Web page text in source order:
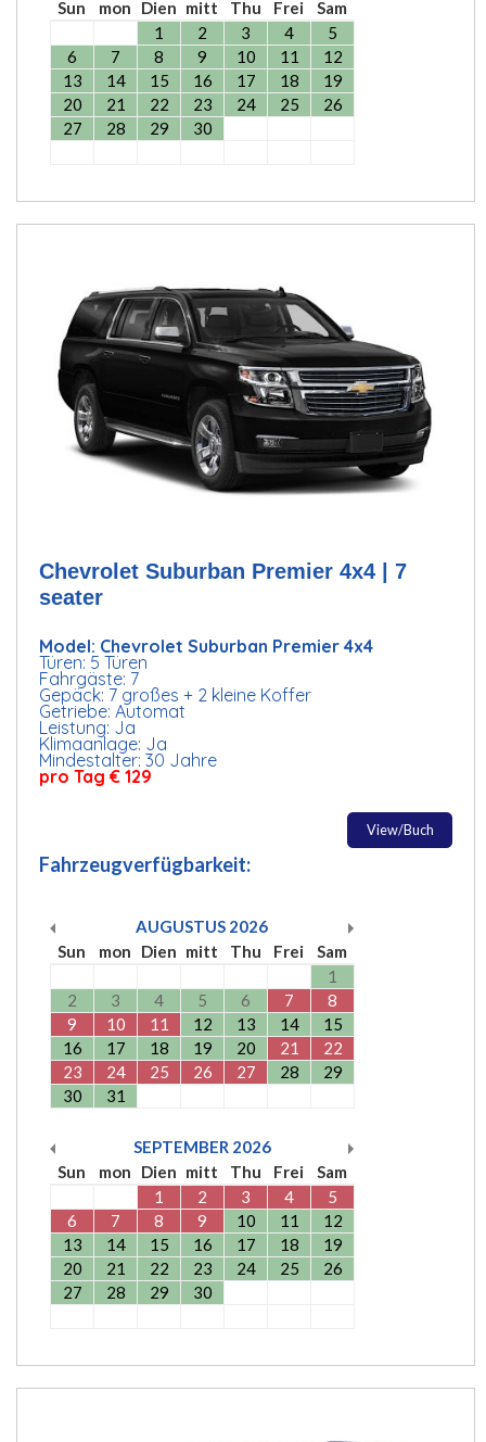
Sun
mon Dien mitt Thu Frei
Sam
1
2 3 4
5
6
7 8 9 10 11
12
13
14 15 16 17 18
19
20
21 22 23 24 25
26
27
28 29 30
Chevrolet Suburban Premier 4x4 | 7
seater
Model: Chevrolet Suburban Premier 4x4
Türen: 5 Türen
Fahrgäste: 7
Gepäck: 7 großes + 2 kleine Koffer
Getriebe: Automat
Leistung: Ja
Klimaanlage: Ja
Mindestalter: 30 Jahre
pro Tag € 129
View/Buch
Fahrzeugverfügbarkeit:
AUGUSTUS 2026
Sun
mon Dien mitt Thu Frei
Sam
1
2
3 4 5 6 7
8
9
10 11 12 13 14
15
16
17 18 19 20 21
22
23
24 25 26 27 28
29
30
31
SEPTEMBER 2026
Sun
mon Dien mitt Thu Frei
Sam
1
2 3 4
5
6
7 8 9 10 11
12
13
14 15 16 17 18
19
20
21 22 23 24 25
26
27
28 29 30